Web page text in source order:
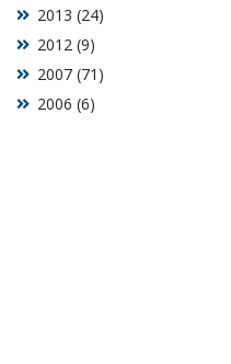
2006 (6)
2007 (71)
2012 (9)
2013 (24)